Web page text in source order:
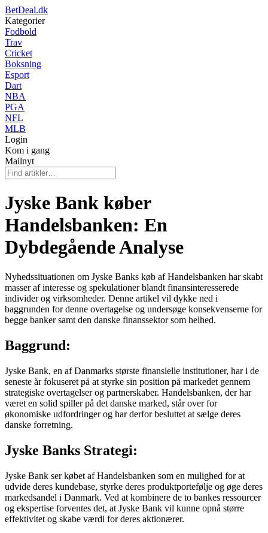
BetDeal.dk
Kategorier
Fodbold
Trav
Cricket
Boksning
Esport
Dart
NBA
PGA
NFL
MLB
Login
Kom i gang
Mailnyt
Jyske Bank køber
Handelsbanken: En
Dybdegående Analyse
Nyhedssituationen om Jyske Banks køb af Handelsbanken har skabt
masser af interesse og spekulationer blandt finansinteresserede
individer og virksomheder. Denne artikel vil dykke ned i
baggrunden for denne overtagelse og undersøge konsekvenserne for
begge banker samt den danske finanssektor som helhed.
Baggrund:
Jyske Bank, en af Danmarks største finansielle institutioner, har i de
seneste år fokuseret på at styrke sin position på markedet gennem
strategiske overtagelser og partnerskaber. Handelsbanken, der har
været en solid spiller på det danske marked, står over for
økonomiske udfordringer og har derfor besluttet at sælge deres
danske forretning.
Jyske Banks Strategi:
Jyske Bank ser købet af Handelsbanken som en mulighed for at
udvide deres kundebase, styrke deres produktportefølje og øge deres
markedsandel i Danmark. Ved at kombinere de to bankes ressourcer
og ekspertise forventes det, at Jyske Bank vil kunne opnå større
effektivitet og skabe værdi for deres aktionærer.